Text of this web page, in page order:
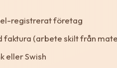
registrerat företag
faktura (arbete skilt från
eller Swish